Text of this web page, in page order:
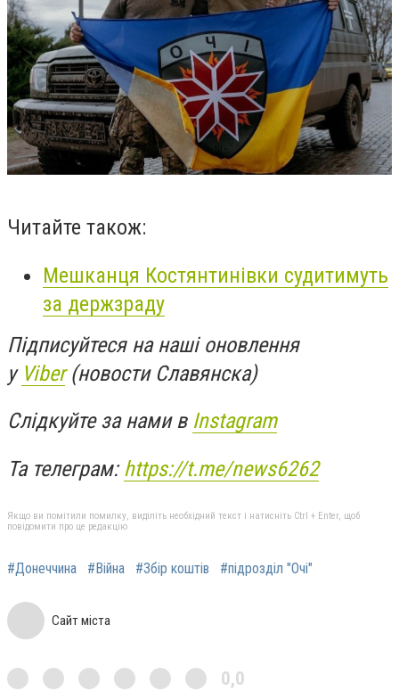
Читайте також:
Мешканця Костянтинівки судитимуть
за держзраду
Підписуйтеся на наші оновлення
у Viber(новости Славянска)
Слідкуйте за нами в Instagram
Та телеграм:https://t.me/news6262
Якщо ви помітили помилку, виділіть необхідний текст і натисніть Ctrl + Enter, щоб
повідомити про це редакцію
#Донеччина #Війна #Збір коштів #підрозділ "Очі"
Сайт міста
0,0